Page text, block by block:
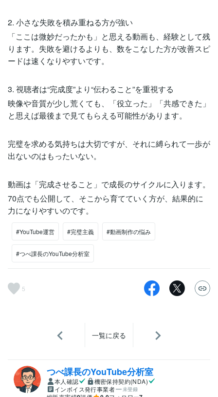
2. 小さな失敗を積み重ねる方が強い
「ここは微妙だったかも」と思える動画も、経験として残
ります。失敗を避けるよりも、数をこなした方が改善スピ
ードは速くなりやすいです。
3. 視聴者は“完成度”より“伝わること”を重視する
映像や音質が少し荒くても、「役立った」「共感できた」
と思えば最後まで見てもらえる可能性があります。
完璧を求める気持ちは大切ですが、それに縛られて一歩が
出ないのはもったいない。
動画は「完成させること」で成長のサイクルに入ります。
70点でも公開して、そこから育てていく方が、結果的に
力になりやすいのです。
#YouTube運営 #完璧主義 #動画制作の悩み
#つべ課長のYouTube分析室
5
一覧に戻る
つべ課長のYouTube分析室
本人確認
機密保持契約(NDA)
インボイス発行事業者
未登録